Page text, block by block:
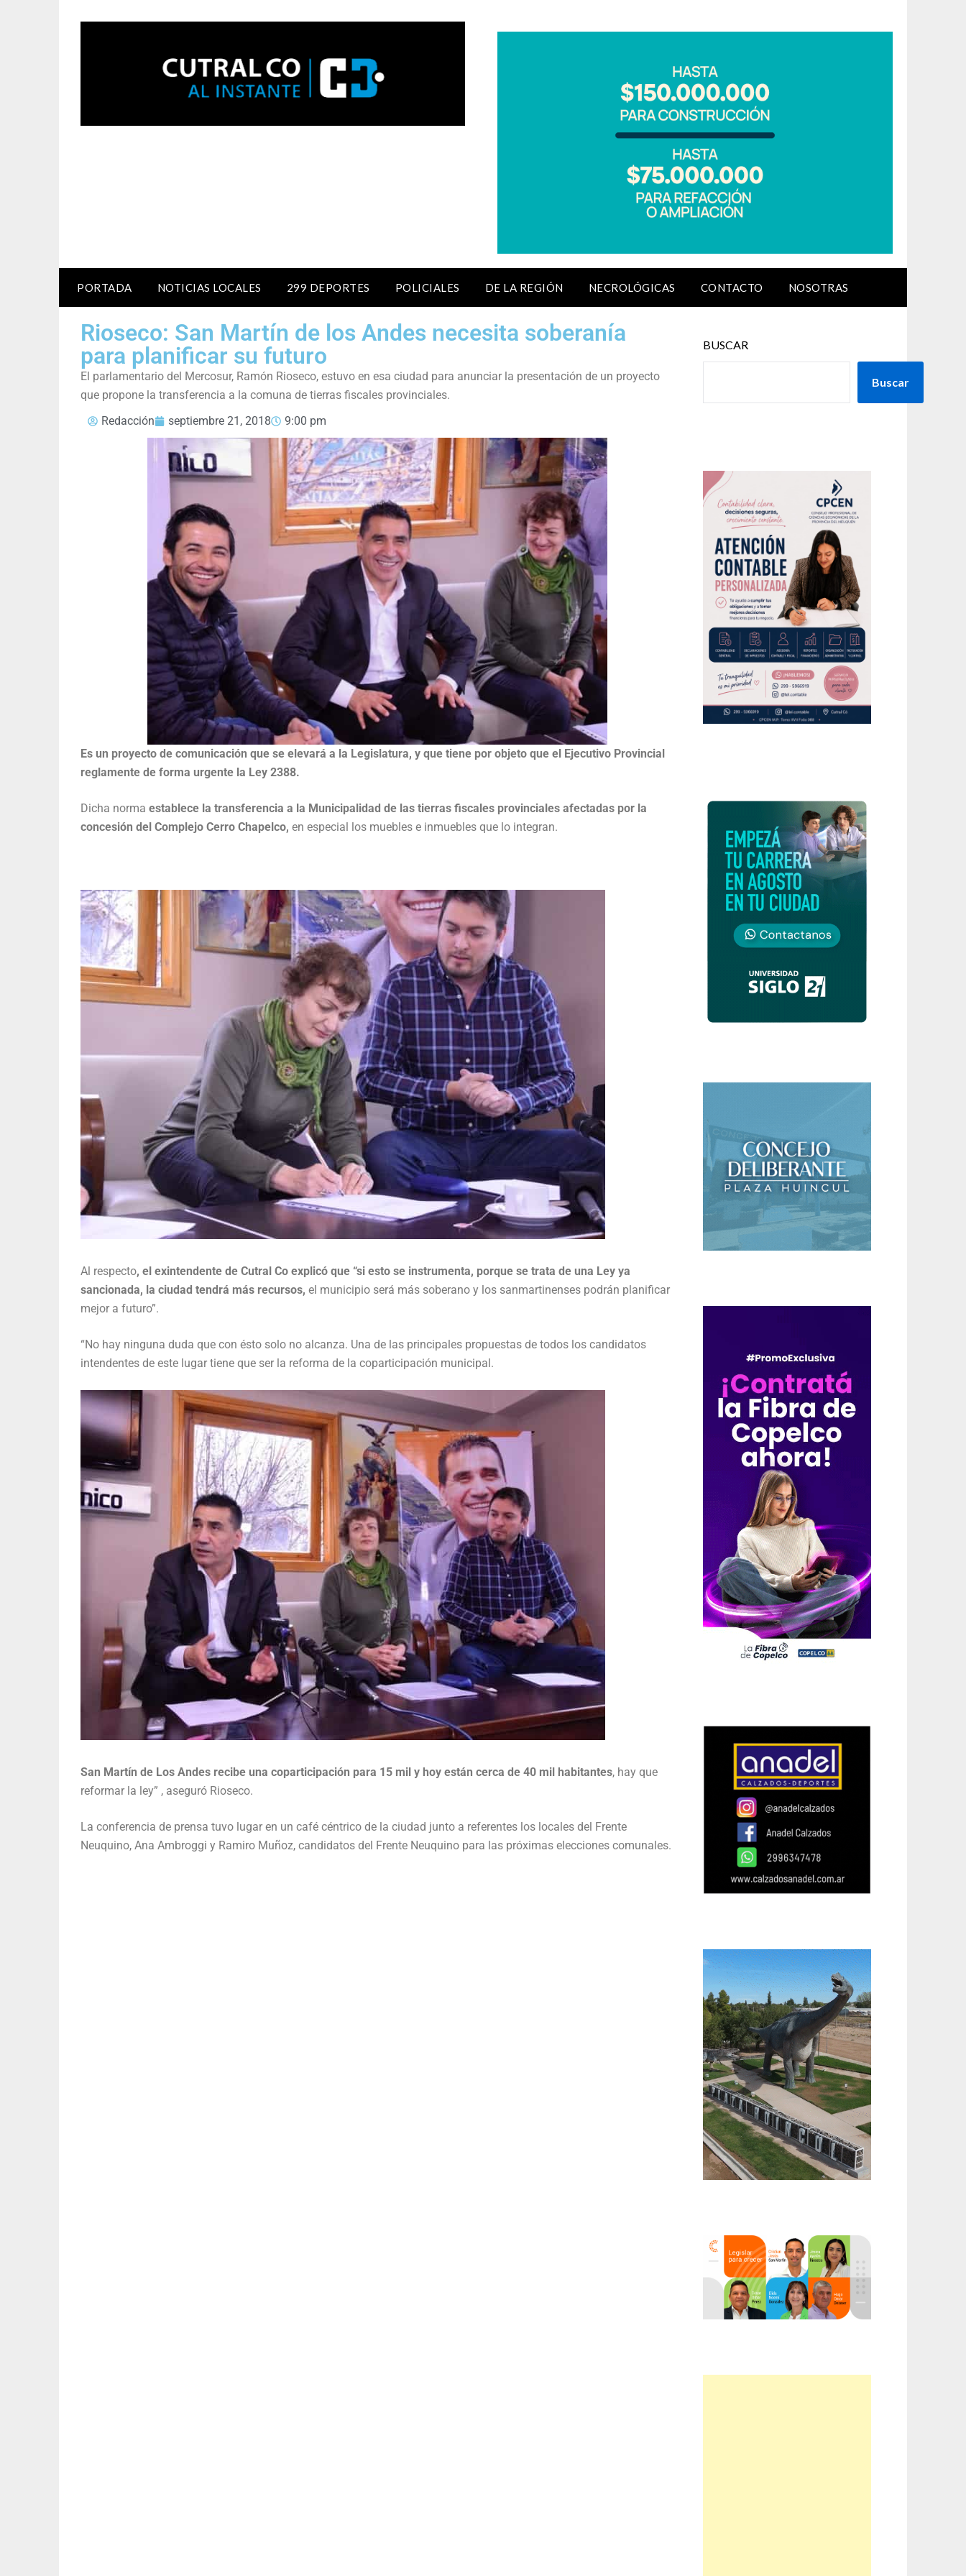
PORTADA NOTICIAS LOCALES 299 DEPORTES POLICIALES DE LA REGIÓN NECROLÓGICAS CONTACTO NOSOTRAS
Rioseco: San Martín de los Andes necesita soberanía
para planificar su futuro
El parlamentario del Mercosur, Ramón Rioseco, estuvo en esa ciudad para anunciar la presentación de un proyecto
que propone la transferencia a la comuna de tierras fiscales provinciales.
Redacción
septiembre 21, 2018 9:00 pm
Es un proyecto de comunicación que se elevará a la Legislatura, y que tiene por objeto que el Ejecutivo Provincial
reglamente de forma urgente la Ley 2388.
Dicha norma establece la transferencia a la Municipalidad de las tierras fiscales provinciales afectadas por la
concesión del Complejo Cerro Chapelco, en especial los muebles e inmuebles que lo integran.
Al respecto, el exintendente de Cutral Co explicó que “si esto se instrumenta, porque se trata de una Ley ya
sancionada, la ciudad tendrá más recursos, el municipio será más soberano y los sanmartinenses podrán planificar
mejor a futuro”.
“No hay ninguna duda que con ésto solo no alcanza. Una de las principales propuestas de todos los candidatos
intendentes de este lugar tiene que ser la reforma de la coparticipación municipal.
San Martín de Los Andes recibe una coparticipación para 15 mil y hoy están cerca de 40 mil habitantes, hay que
reformar la ley” , aseguró Rioseco.
La conferencia de prensa tuvo lugar en un café céntrico de la ciudad junto a referentes los locales del Frente
Neuquino, Ana Ambroggi y Ramiro Muñoz, candidatos del Frente Neuquino para las próximas elecciones comunales.
BUSCAR
Buscar